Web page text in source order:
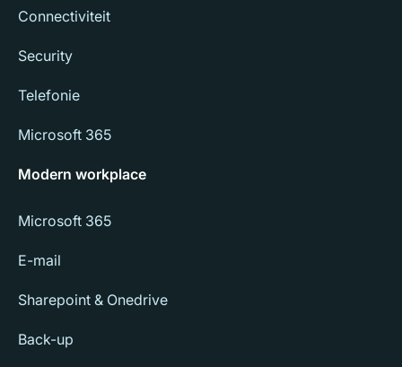
Connectiviteit
Security
Telefonie
Microsoft 365
Modern workplace
Microsoft 365
E-mail
Sharepoint & Onedrive
Back-up